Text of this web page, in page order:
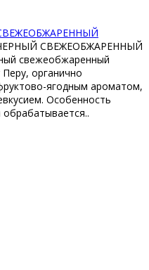
СВЕЖЕОБЖАРЕННЫЙ
свежеобжаренный
Перу, органично
ягодным ароматом,
Особенность